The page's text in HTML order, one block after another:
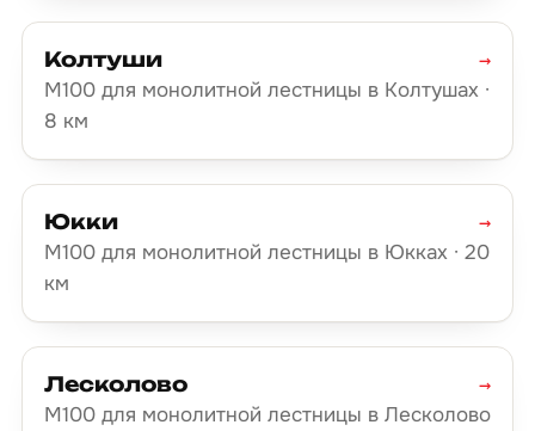
Колтуши
М100 для монолитной лестницы в Колтушах ·
8 км
→
Юкки
М100 для монолитной лестницы в Юкках · 20
км
→
Лесколово
М100 для монолитной лестницы в Лесколово
→